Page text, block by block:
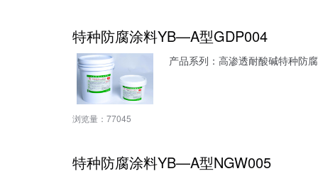
特种防腐涂料YB—A型GDP004
产品系列：高渗透耐酸碱特种防
浏览量： 77045
特种防腐涂料YB—A型NGW005